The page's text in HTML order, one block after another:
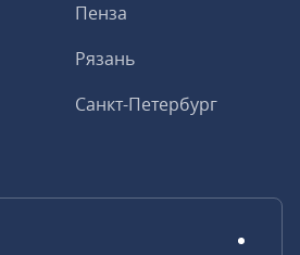
Пенза
Рязань
Санкт-Петербург